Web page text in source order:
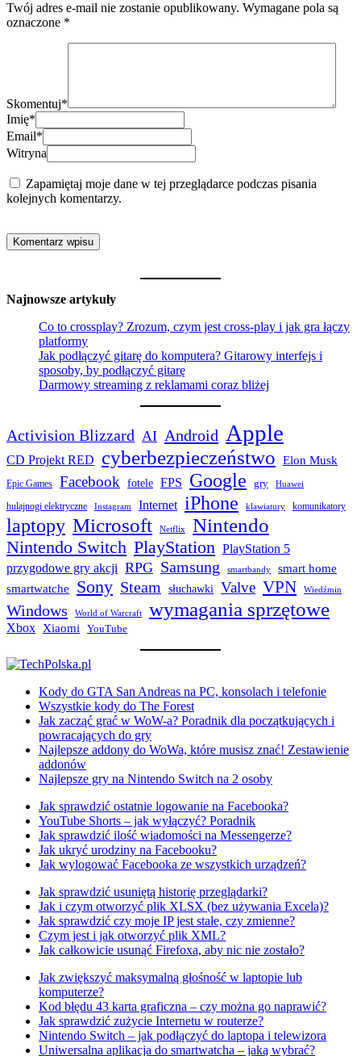
Twój adres e-mail nie zostanie opublikowany. Wymagane pola są
oznaczone *
Skomentuj*
Imię*
Email*
Witryna
Zapamiętaj moje dane w tej przeglądarce podczas pisania
kolejnych komentarzy.
Najnowsze artykuły
Co to crossplay? Zrozum, czym jest cross-play i jak gra łączy
platformy
Jak podłączyć gitarę do komputera? Gitarowy interfejs i
sposoby, by podłączyć gitarę
Darmowy streaming z reklamami coraz bliżej
Activision Blizzard AI Android Apple
CD Projekt RED cyberbezpieczeństwo Elon Musk
Epic Games Facebook fotele FPS Google gry Huawei
hulajnogi elektryczne Instagram Internet iPhone klawiatury komunikatory
laptopy Microsoft Netflix Nintendo
Nintendo Switch PlayStation PlayStation 5
przygodowe gry akcji RPG Samsung smartbandy smart home
smartwatche Sony Steam słuchawki Valve VPN Wiedźmin
Windows World of Warcraft wymagania sprzętowe
Xbox Xiaomi YouTube
Kody do GTA San Andreas na PC, konsolach i telefonie
Wszystkie kody do The Forest
Jak zacząć grać w WoW-a? Poradnik dla początkujących i
powracających do gry
Najlepsze addony do WoWa, które musisz znać! Zestawienie
addonów
Najlepsze gry na Nintendo Switch na 2 osoby
Jak sprawdzić ostatnie logowanie na Facebooka?
YouTube Shorts – jak wyłączyć? Poradnik
Jak sprawdzić ilość wiadomości na Messengerze?
Jak ukryć urodziny na Facebooku?
Jak wylogować Facebooka ze wszystkich urządzeń?
Jak sprawdzić usuniętą historię przeglądarki?
Jak i czym otworzyć plik XLSX (bez używania Excela)?
Jak sprawdzić czy moje IP jest stałe, czy zmienne?
Czym jest i jak otworzyć plik XML?
Jak całkowicie usunąć Firefoxa, aby nic nie zostało?
Jak zwiększyć maksymalną głośność w laptopie lub
komputerze?
Kod błędu 43 karta graficzna – czy można go naprawić?
Jak sprawdzić zużycie Internetu w routerze?
Nintendo Switch – jak podłączyć do laptopa i telewizora
Uniwersalna aplikacja do smartwatcha – jaką wybrać?